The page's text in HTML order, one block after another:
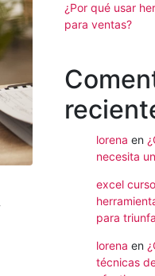
¿Por qué usar
para ventas?
lorena en
necesita
excel
para
lorena en
técnicas